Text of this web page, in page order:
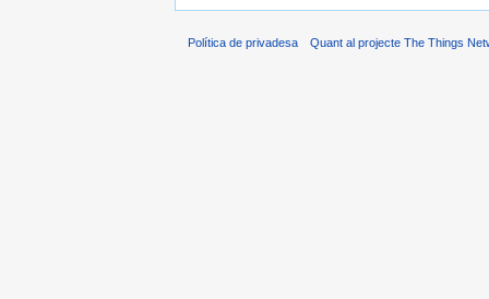
Política de privadesa Quant al projecte The Things